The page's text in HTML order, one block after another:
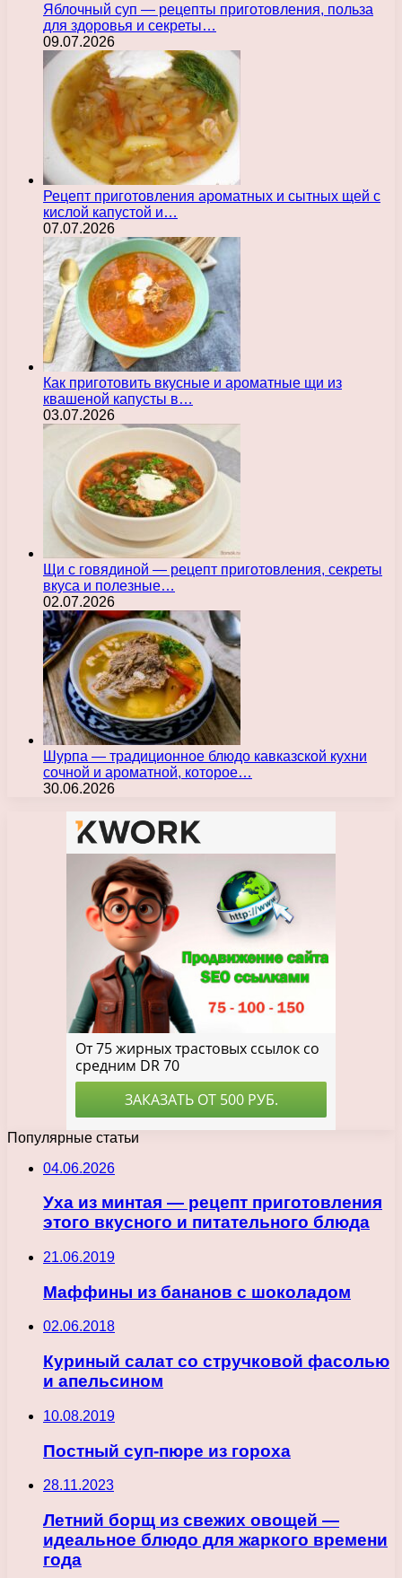
Яблочный суп — рецепты приготовления, польза
для здоровья и секреты…
09.07.2026
Рецепт приготовления ароматных и сытных щей с
кислой капустой и…
07.07.2026
Как приготовить вкусные и ароматные щи из
квашеной капусты в…
03.07.2026
Щи с говядиной — рецепт приготовления, секреты
вкуса и полезные…
02.07.2026
Шурпа — традиционное блюдо кавказской кухни
сочной и ароматной, которое…
30.06.2026
Популярные статьи
04.06.2026
Уха из минтая — рецепт приготовления
этого вкусного и питательного блюда
21.06.2019
Маффины из бананов с шоколадом
02.06.2018
Куриный салат со стручковой фасолью
и апельсином
10.08.2019
Постный суп-пюре из гороха
28.11.2023
Летний борщ из свежих овощей —
идеальное блюдо для жаркого времени
года